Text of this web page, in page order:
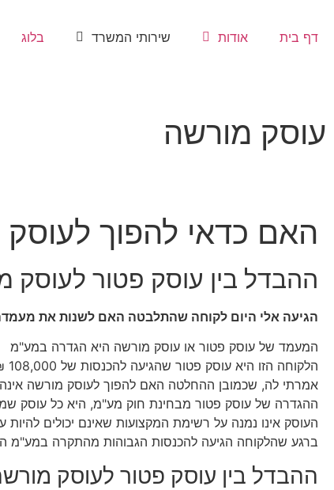
דף בית אודות שירותי המשרד בלוג
עוסק מורשה
האם כדאי להפוך
ההבדל בין עוסק פטור לעוסק
הגיעה אלי היום לקוחה שהתלבטה האם לשנות את
המעמד של עוסק פטור או עוסק מורשה היא הגדרה במע"מ
הלקוחה הזו היא עוסק פטור שהגיעה להכנסות של 108,000 ₪ מתחילת שנת המס
אמרתי לה, שכמובן ההחלטה האם להפוך לעוסק מורשה אינה
העוסק אינו נמנה על רשימת המקצועות שאינם יכולים להיות
ברגע שהלקוחה הגיעה להכנסות הגבוהות מהתקרה במע"מ
ההבדל בין עוסק פטור לעוסק